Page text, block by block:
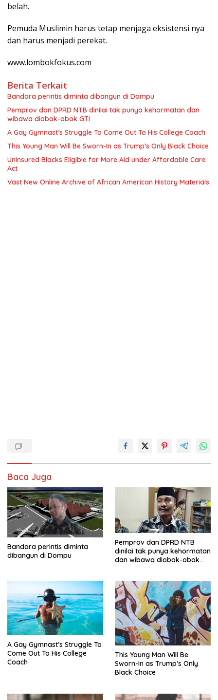
belah.
Pemuda Muslimin harus tetap menjaga eksistensi nya
dan harus menjadi perekat.
www.lombokfokus.com
Berita Terkait
Bandara perintis diminta dibangun di Dompu
Pemprov dan DPRD NTB dinilai tak punya kehormatan dan
wibawa diobok-obok GTI
A Gay Gymnast’s Struggle To Come Out To His College Coach
This Young Man Will Be Sworn-In as Trump’s Only Black Choice
Uninsured Blacks Eligible for More Aid under Affordable Care
Act
Vast New Online Archive of African American History Materials
Baca Juga
Bandara perintis diminta
dibangun di Dompu
Pemprov dan DPRD NTB
dinilai tak punya kehormatan
dan wibawa diobok-obok
A Gay Gymnast’s Struggle To
Come Out To His College
Coach
This Young Man Will Be
Sworn-In as Trump’s Only
Black Choice